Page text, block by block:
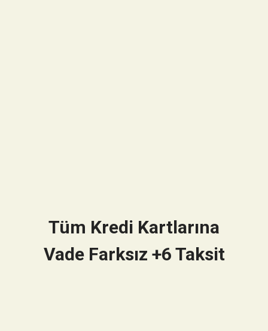
Tüm Kredi Kartlarına
Vade Farksız +6 Taksit